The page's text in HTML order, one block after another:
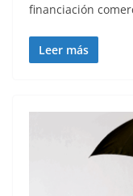
financiación
Leer más